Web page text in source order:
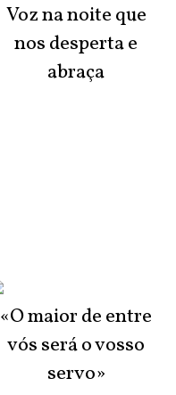
Voz na noite que
nos desperta e
abraça
«O maior de entre
vós será o vosso
servo»